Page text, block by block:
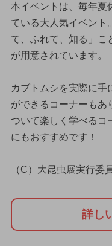
本イベントは、毎年夏
ている大人気イベント
て、ふれて、知る」こ
が用意されています。
カブトムシを実際に手
ができるコーナーも
ついて楽しく学べるコ
にもおすすめです！
（C）大昆虫展実行委
詳し